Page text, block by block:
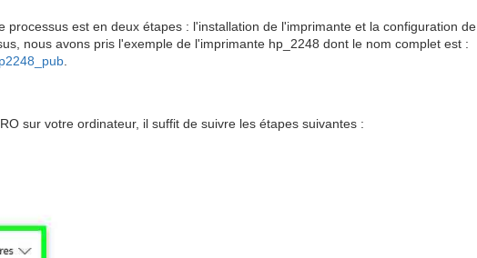
processus est en deux étapes : l'installation de l'imprimante et la configuration de
nous avons pris l'exemple de l'imprimante hp_2248 dont le nom complet est :
.
sur votre ordinateur, il suffit de suivre les étapes suivantes :